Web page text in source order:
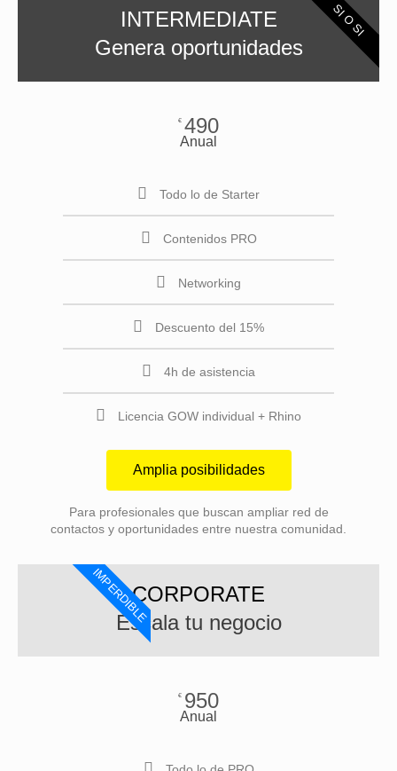
SI O SI
INTERMEDIATE
Genera oportunidades
€ 490
Anual
Todo lo de Starter
Contenidos PRO
Networking
Descuento del 15%
4h de asistencia
Licencia GOW individual + Rhino
Amplia posibilidades
Para profesionales que buscan ampliar red de
contactos y oportunidades entre nuestra comunidad.
IMPERDIBLECORPORATE
Escala tu negocio
€ 950
Anual